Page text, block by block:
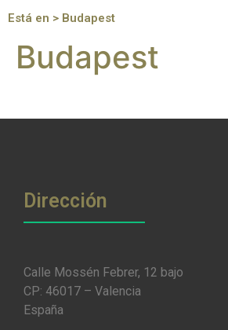
Está en > Budapest
Budapest
Dirección
Calle Mossén Febrer, 12 bajo
CP: 46017 – Valencia
España